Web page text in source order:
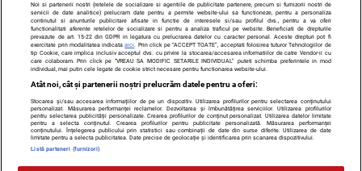
Contact Despre noi Termeni și condiții
Citarea se poate face în limita a 250 de semne. Nici o instituţie sau persoană
Noi si partenerii nostri (retelele de socializare si agentiile de publicitate partenere, precum si furnizorii nostri de
servicii de date analitice) prelucram date pentru a permite website-ului sa functioneze, pentru a personaliza
continutul si anunturile publicitare afisate in functie de interesele si/sau profilul dvs., pentru a va oferi
functionalitati aferente retelelor de socializare si pentru a analiza traficul pe website. Beneficiati de drepturile
prevazute de art. 15-22 din GDPR in legatura cu prelucrarea datelor cu caracter personal. Aceste drepturi pot fi
exercitate prin modalitatea indicataaici . Prin click pe “ACCEPT TOATE”, acceptati folosirea tuturor Tehnologiilor de
tip Cookie, care implica inclusiv acceptul dvs. cu privire la stocarea/accesarea informatiilor de catre Vendor-ii cu
care colaboram. Prin click pe “VREAU SA MODIFIC SETARILE INDIVIDUAL” puteti schimba preferintele in mod
individual, mai putin cele legate de cookie strict necesare pentru functionarea website-ului.
Atât noi, cât și partenerii noștri prelucrăm datele pentru a oferi:
Stocarea și/sau accesarea informațiilor de pe un dispozitiv. Utilizarea profilurilor pentru selectarea conținutului
personalizat. Măsurarea performanței reclamelor. Dezvoltarea și îmbunătățirea serviciilor. Utilizarea profilurilor
pentru selectarea publicității personalizate. Crearea profilurilor de conținut personalizat. Utilizarea datelor limitate
pentru a selecta conținutul. Crearea profilurilor pentru publicitate personalizată. Măsurarea performanței
conținutului. Înțelegerea publicului prin statistici sau combinații de date din surse diferite. Utilizarea de date
limitate pentru a selecta publicitatea. Date precise de geolocație și identificarea prin scanarea dispozitivului.
Listă parteneri (furnizori)